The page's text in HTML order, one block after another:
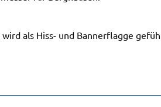
als Hiss- und Bannerflagge